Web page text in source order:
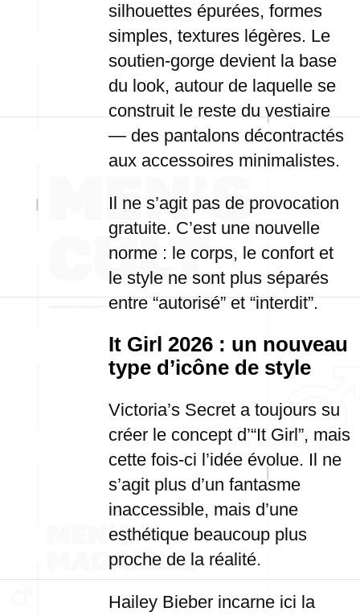
silhouettes épurées, formes
simples, textures légères. Le
soutien-gorge devient la base
du look, autour de laquelle se
construit le reste du vestiaire
— des pantalons décontractés
aux accessoires minimalistes.
Il ne s’agit pas de provocation
gratuite. C’est une nouvelle
norme : le corps, le confort et
le style ne sont plus séparés
entre “autorisé” et “interdit”.
It Girl 2026 : un nouveau
type d’icône de style
Victoria’s Secret a toujours su
créer le concept d’“It Girl”, mais
cette fois-ci l’idée évolue. Il ne
s’agit plus d’un fantasme
inaccessible, mais d’une
esthétique beaucoup plus
proche de la réalité.
Hailey Bieber incarne ici la